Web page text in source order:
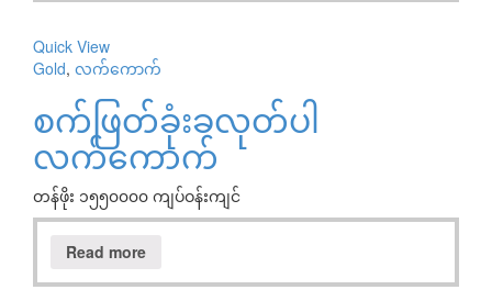
Quick View
Gold, လက်ကောက်
စက်ဖြတ်ခုံးခလုတ်ပါ
လက်ကောက်
တန်ဖိုး ၁၅၅၀၀၀၀ ကျပ်ဝန်းကျင်
Read more